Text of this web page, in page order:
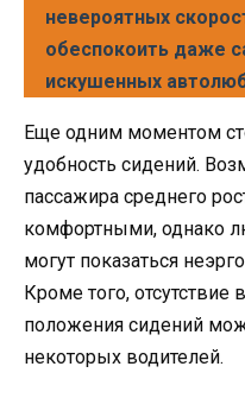
невероятных
обеспокоить даже
искушенных
Еще одним моментом
удобность сидений.
пассажира среднего
комфортными, однако
могут показаться
Кроме того,
положения сидений
некоторых водителей.